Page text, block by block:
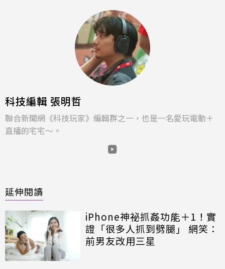
科技編輯 張明哲
聯合新聞網《科技玩家》編輯群之一，也是一名愛玩電動＋
直播的宅宅～。
延伸閱讀
iPhone神祕抓姦功能＋1！實
證「很多人抓到劈腿」 網笑：
前男友改用三星